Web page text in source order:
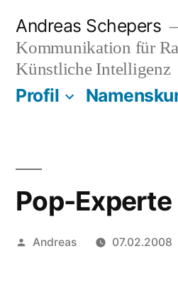
Inhalt
springen
Andreas Schepers
Kommunikation für
Künstliche Intelligenz
Profil
Pop-Experte
Veröffentlicht
Andreas 07.02.2008